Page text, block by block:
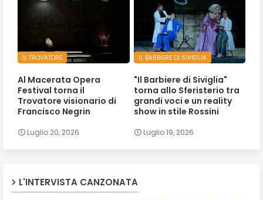
IL TROVATORE
Al Macerata Opera
Festival torna il
Trovatore visionario di
Francisco Negrin
Luglio 20, 2026
IL BARBIERE DI SIVIGLIA
"Il Barbiere di Siviglia"
torna allo Sferisterio tra
grandi voci e un reality
show in stile Rossini
Luglio 19, 2026
L'INTERVISTA CANZONATA